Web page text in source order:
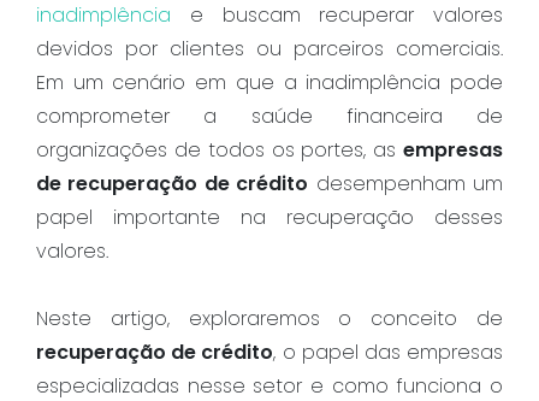
inadimplência e buscam recuperar valores
devidos por clientes ou parceiros comerciais.
Em um cenário em que a inadimplência pode
comprometer a saúde financeira de
organizações de todos os portes, as empresas
de recuperação de crédito desempenham um
papel importante na recuperação desses
valores.
Neste artigo, exploraremos o conceito de
recuperação de crédito, o papel das empresas
especializadas nesse setor e como funciona o